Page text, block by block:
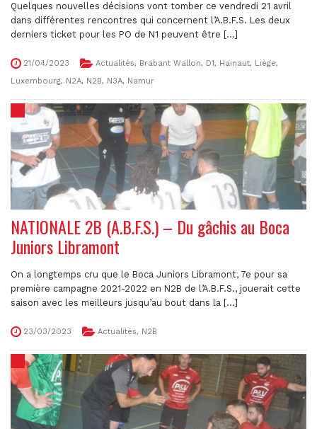
Quelques nouvelles décisions vont tomber ce vendredi 21 avril
dans différentes rencontres qui concernent l’A.B.F.S. Les deux
derniers ticket pour les PO de N1 peuvent être [...]
21/04/2023 Actualités, Brabant Wallon, D1, Hainaut, Liège,
Luxembourg, N2A, N2B, N3A, Namur
NATIONALE 2B (A.B.F.S.) – Du gâchis au Boca
Juniors Libramont
On a longtemps cru que le Boca Juniors Libramont, 7e pour sa
première campagne 2021-2022 en N2B de l’A.B.F.S., jouerait cette
saison avec les meilleurs jusqu’au bout dans la [...]
23/03/2023 Actualités, N2B